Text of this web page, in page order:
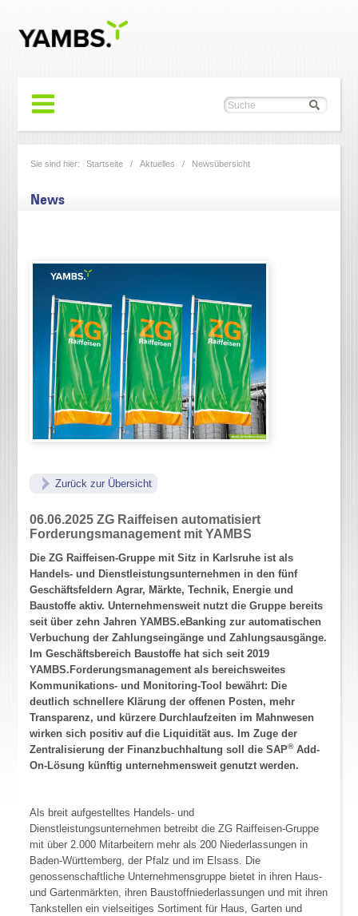
Sie sind hier: Startseite /Aktuelles / Newsübersicht
News
Zurück zur Übersicht
06.06.2025ZG Raiffeisen automatisiert
Forderungsmanagement mit YAMBS
Die ZG Raiffeisen-Gruppe mit Sitz in Karlsruhe ist als
Handels- und Dienstleistungsunternehmen in den fünf
Geschäftsfeldern Agrar, Märkte, Technik, Energie und
Baustoffe aktiv. Unternehmensweit nutzt die Gruppe bereits
seit über zehn Jahren YAMBS.eBanking zur automatischen
Verbuchung der Zahlungseingänge und Zahlungsausgänge.
Im Geschäftsbereich Baustoffe hat sich seit 2019
YAMBS.Forderungsmanagement als bereichsweites
Kommunikations- und Monitoring-Tool bewährt: Die
deutlich schnellere Klärung der offenen Posten, mehr
Transparenz, und kürzere Durchlaufzeiten im Mahnwesen
wirken sich positiv auf die Liquidität aus. Im Zuge der
Zentralisierung der Finanzbuchhaltung soll die SAP®Add-
On-Lösung künftig unternehmensweit genutzt werden.
Als breit aufgestelltes Handels- und
Dienstleistungsunternehmen betreibt die ZG Raiffeisen-Gruppe
mit über 2.000 Mitarbeitern mehr als 200 Niederlassungen in
Baden-Württemberg, der Pfalz und im Elsass. Die
genossenschaftliche Unternehmensgruppe bietet in ihren Haus-
und Gartenmärkten, ihren Baustoffniederlassungen und mit ihren
Tankstellen ein vielseitiges Sortiment für Haus, Garten und